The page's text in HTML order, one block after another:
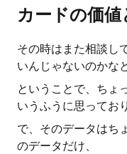
カードの価値
その時はまた相談し
いんじゃないのかな
ということで、ちょ
いうふうに思ってお
で、そのデータはち
のデータだけ、